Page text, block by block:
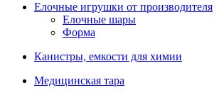
Елочные игрушки от производителя
Елочные шары
Форма
Канистры, емкости для химии
Медицинская тара